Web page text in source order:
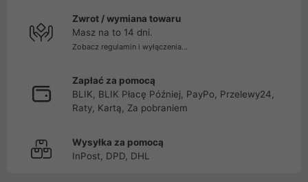
Zwrot / wymiana towaru
Masz na to 14 dni.
Zobacz regulamin i wyłączenia...
Zapłać za pomocą
BLIK, BLIK Płacę Później, PayPo, Przelewy24,
Raty, Kartą, Za pobraniem
Wysyłka za pomocą
InPost, DPD, DHL